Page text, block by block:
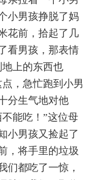
小男孩挣脱了妈
花前，拾起了几
看男孩，那表情
上的东西也
，急忙跑到小男
分生气地对他
能吃！”这位母
小男孩又捡起了
，将手里的垃圾
们都吃了一惊，